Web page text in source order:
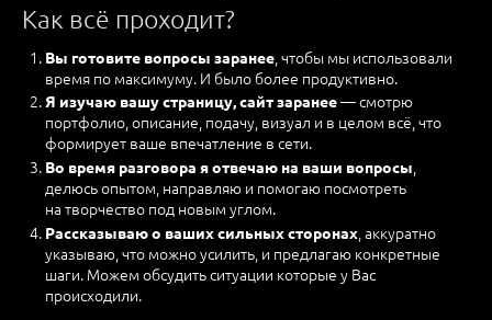
Как всё проходит?
Вы готовите вопросы заранее , чтобы мы использовали
время по максимуму. И было более продуктивно.
Я изучаю вашу страницу, сайт заранее— смотрю
портфолио, описание, подачу, визуал и в целом всё, что
формирует ваше впечатление в сети.
Во время разговора я отвечаю на ваши вопросы,
делюсь опытом, направляю и помогаю посмотреть
на творчество под новым углом.
Рассказываю о ваших сильных сторонах , аккуратно
указываю, что можно усилить, и предлагаю конкретные
шаги. Можем обсудить ситуации которые у Вас
происходили.